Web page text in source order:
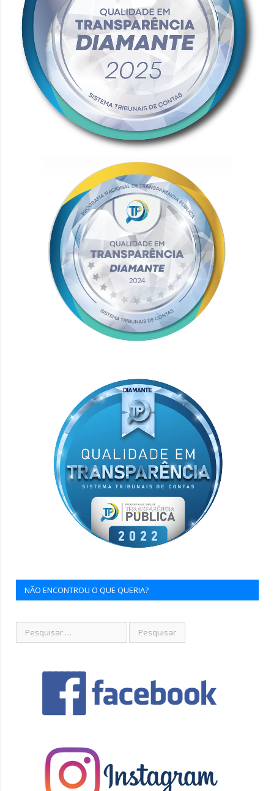
NÃO ENCONTROU O QUE QUERIA?